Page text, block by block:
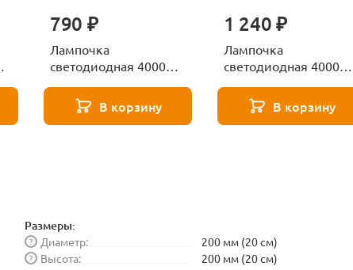
790 ₽
Лампочка
светодиодная 4000К
271 8587В корзину
1 240 ₽
Лампочка
светодиодная 4000К
271 8588В корзину
Размеры:
Диаметр:
?
200 мм (20 см)
Высота:
? 200 мм (20 см)